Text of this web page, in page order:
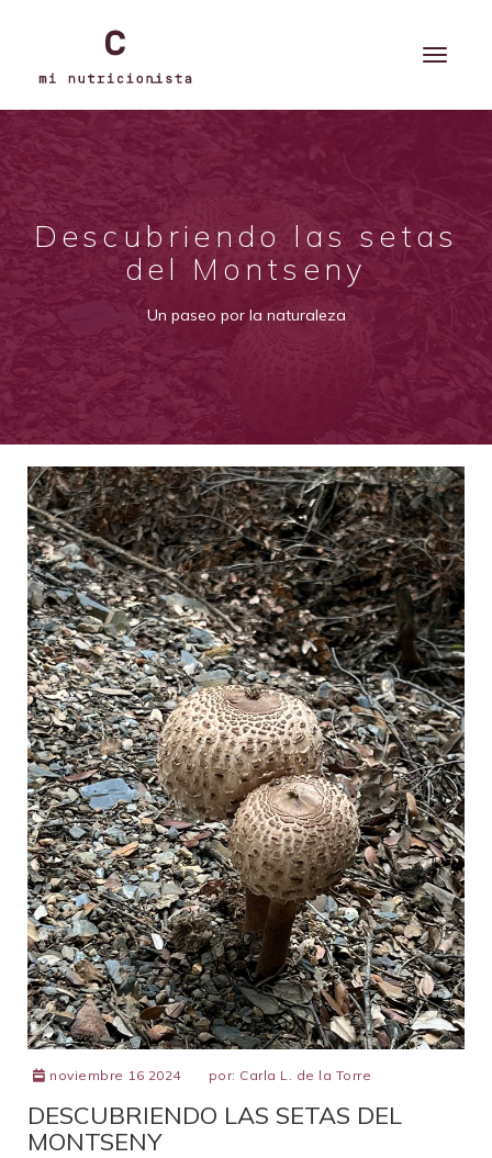
Descubriendo las setas
del Montseny
Un paseo por la naturaleza
noviembre 16 2024 por: Carla L. de la Torre
DESCUBRIENDO LAS SETAS DEL
MONTSENY